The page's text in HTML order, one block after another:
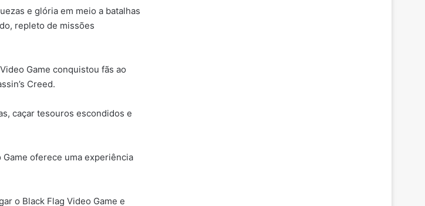
e glória em meio a batalhas
repleto de missões
Game conquistou fãs ao
Creed.
caçar tesouros escondidos e
oferece uma experiência
o Black Flag Video Game e